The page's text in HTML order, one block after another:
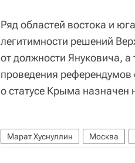
Ряд областей востока и
легитимности решений
от должности Януковича,
проведения референдумов
о статусе Крыма назначен
Марат Хуснуллин Москва